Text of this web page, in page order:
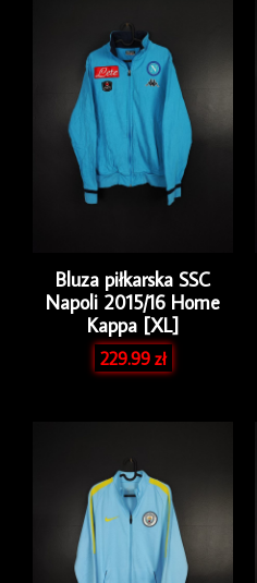
Bluza piłkarska SSC
Napoli 2015/16 Home
Kappa [XL]
229.99zł